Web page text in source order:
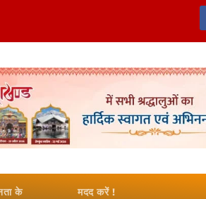
के मदद करें !